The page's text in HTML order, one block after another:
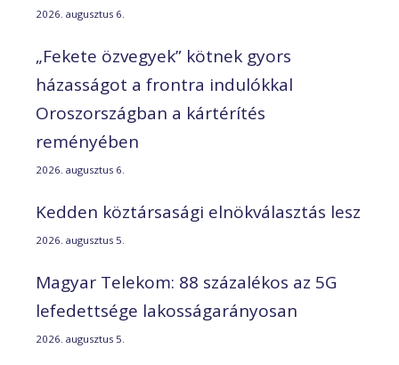
2026. augusztus 6.
„Fekete özvegyek” kötnek gyors
házasságot a frontra indulókkal
Oroszországban a kártérítés
reményében
2026. augusztus 6.
Kedden köztársasági elnökválasztás lesz
2026. augusztus 5.
Magyar Telekom: 88 százalékos az 5G
lefedettsége lakosságarányosan
2026. augusztus 5.